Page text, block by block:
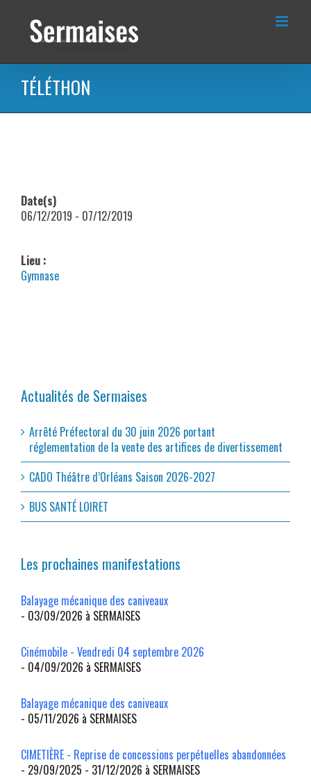
contenu
TÉLÉTHON
Date(s)
06/12/2019 - 07/12/2019
Lieu :
Gymnase
Actualités de Sermaises
Arrêté Préfectoral du 30 juin 2026 portant
réglementation de la vente des artifices de divertissement
CADO Théâtre d’Orléans Saison 2026-2027
BUS SANTÉ LOIRET
Les prochaines manifestations
Balayage mécanique des caniveaux
- 03/09/2026 à SERMAISES
Cinémobile - Vendredi 04 septembre 2026
- 04/09/2026 à SERMAISES
Balayage mécanique des caniveaux
- 05/11/2026 à SERMAISES
CIMETIÈRE - Reprise de concessions perpétuelles abandonnées
- 29/09/2025 - 31/12/2026 à SERMAISES